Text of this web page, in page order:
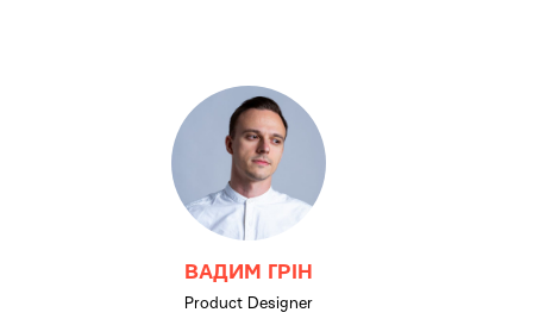
ВАДИМ ГРІН
Product Designer